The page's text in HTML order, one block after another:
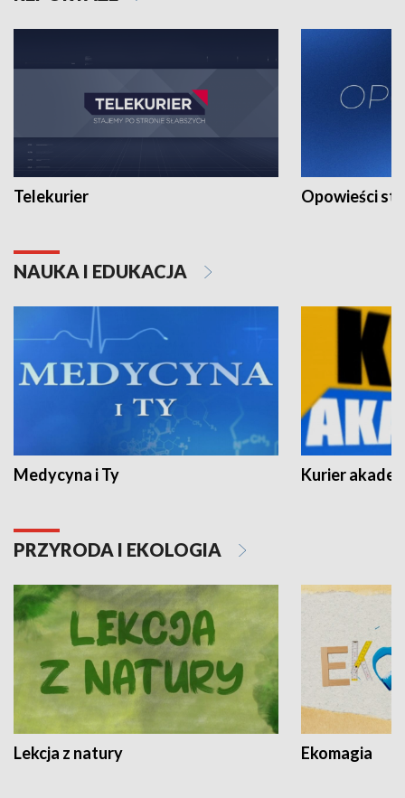
Telekurier Opowieści
NAUKA I EDUKACJA
Medycyna i Ty Kurier
PRZYRODA I EKOLOGIA
Lekcja z natury Ekomagia